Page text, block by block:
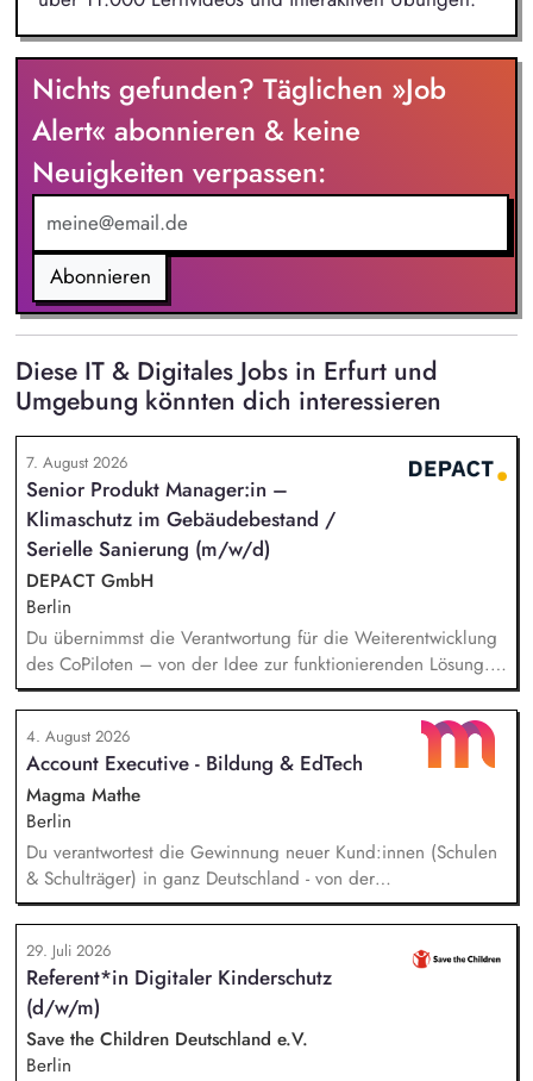
Nichts gefunden? Täglichen »Job
Alert« abonnieren & keine
Neuigkeiten verpassen:
Abonnieren
Diese IT & Digitales Jobs in Erfurt und
Umgebung könnten dich interessieren
7. August 2026
Senior Produkt Manager:in –
Klimaschutz im Gebäudebestand /
Serielle Sanierung (m/w/d)
DEPACT GmbH
Berlin
Du übernimmst die Verantwortung für die Weiterentwicklung
des CoPiloten – von der Idee zur funktionierenden Lösung.
Im Zentrum stehen die Umsetzung und Implementierung: Du
verstehst die zugrunde liegenden Prozesse, optimierst sie,
und entwickelst daraus unser Produkt weiter, zusammen mit
unseren Partnern der Branche.
4. August 2026
Account Executive - Bildung & EdTech
Magma Mathe
Berlin
Du verantwortest die Gewinnung neuer Kund:innen (Schulen
& Schulträger) in ganz Deutschland - von der
Leadgenerierung bis zum Vertragsabschluss. Dabei arbeitest
du sowohl mit selbst generierten Leads als auch mit
qualifizierten Inbound-Anfragen in einem typischen Sales-
Zyklus von rund zwei Monaten. Außerdem repräsentierst du
uns auf Messen, Konferenzen und Veranstaltungen im
Bildungsbereich und trägst aktiv dazu bei, unsere Marke in
Deutschland zu etablieren.
29. Juli 2026
Referent*in Digitaler Kinderschutz
(d/w/m)
Save the Children Deutschland e.V.
Berlin